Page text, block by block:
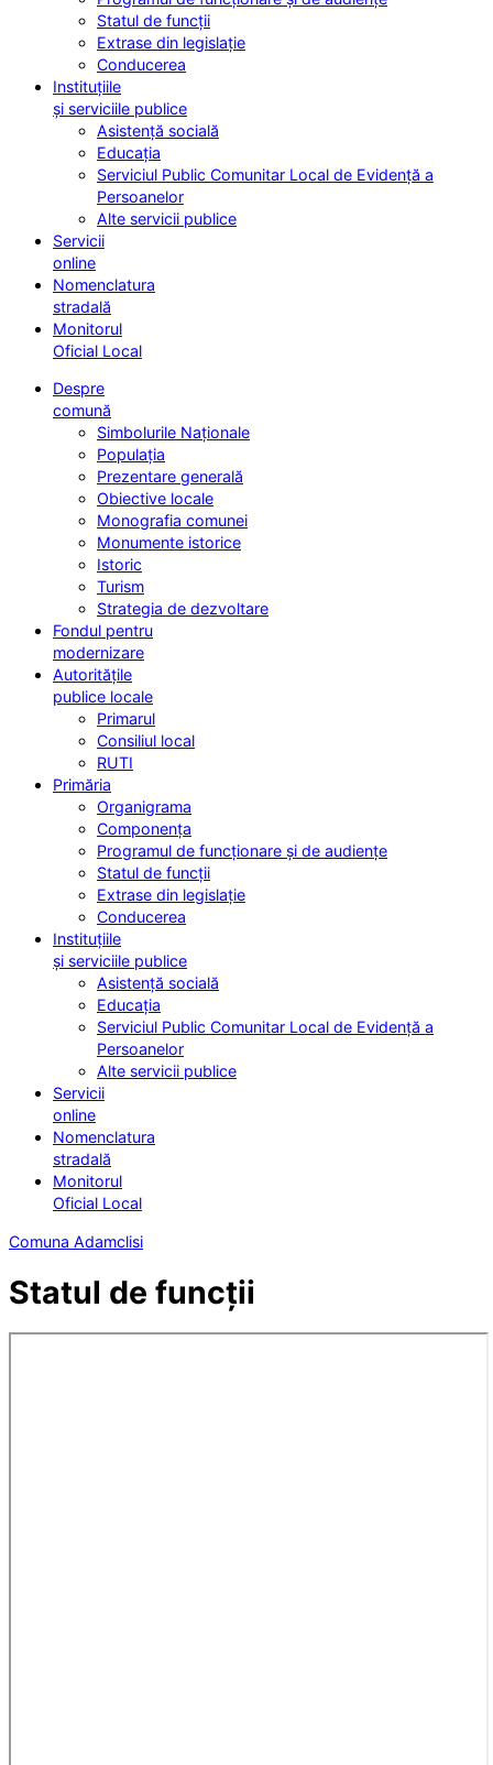
Statul de funcții
Extrase din legislație
Conducerea
Instituțiile
și serviciile publice
Asistență socială
Educația
Serviciul Public Comunitar Local de Evidență a
Persoanelor
Alte servicii publice
Servicii
online
Nomenclatura
stradală
Monitorul
Oficial Local
Despre
comună
Simbolurile Naționale
Populația
Prezentare generală
Obiective locale
Monografia comunei
Monumente istorice
Istoric
Turism
Strategia de dezvoltare
Fondul pentru
modernizare
Autoritățile
publice locale
Primarul
Consiliul local
RUTI
Primăria
Organigrama
Componența
Programul de funcționare și de audiențe
Statul de funcții
Extrase din legislație
Conducerea
Instituțiile
și serviciile publice
Asistență socială
Educația
Serviciul Public Comunitar Local de Evidență a
Persoanelor
Alte servicii publice
Servicii
online
Nomenclatura
stradală
Monitorul
Oficial Local
Comuna Adamclisi
Statul de funcții